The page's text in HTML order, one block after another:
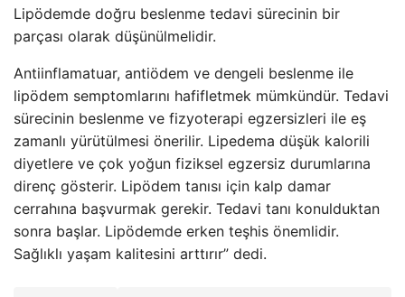
Lipödemde doğru beslenme tedavi sürecinin bir
parçası olarak düşünülmelidir.
Antiinflamatuar, antiödem ve dengeli beslenme ile
lipödem semptomlarını hafifletmek mümkündür. Tedavi
sürecinin beslenme ve fizyoterapi egzersizleri ile eş
zamanlı yürütülmesi önerilir. Lipedema düşük kalorili
diyetlere ve çok yoğun fiziksel egzersiz durumlarına
direnç gösterir. Lipödem tanısı için kalp damar
cerrahına başvurmak gerekir. Tedavi tanı konulduktan
sonra başlar. Lipödemde erken teşhis önemlidir.
Sağlıklı yaşam kalitesini arttırır” dedi.